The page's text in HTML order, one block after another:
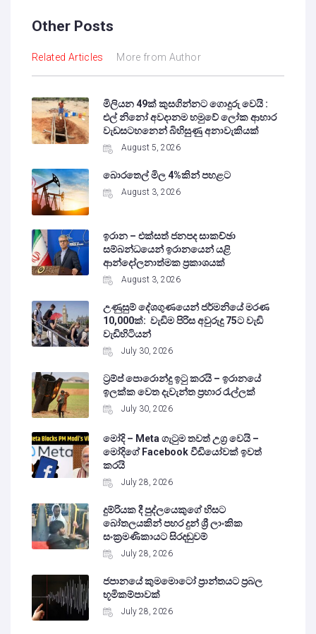
Other Posts
Related Articles More from Author
මිලියන 49ක් කුසගින්නට ගොදුරු වෙයි :
එල් නිනෝ අවදානම හමුවේ ලෝක ආහාර
වැඩසටහනෙන් බිහිසුණු අනාවැකියක්
August 5, 2026
බොරතෙල් මිල 4%කින් පහළට
August 3, 2026
ඉරාන – එක්සත් ජනපද සාකච්ඡා
සම්බන්ධයෙන් ඉරානයෙන් යළි
ආන්දෝලනාත්මක ප්‍රකාශයක්
August 3, 2026
උණුසුම් දේශගුණයෙන් ජර්මනියේ මරණ
10,000ක්: වැඩිම පිරිස අවුරුදු 75ට වැඩි
වැඩිහිටියන්
July 30, 2026
ට්‍රම්ප් පොරොන්දු ඉටු කරයි – ඉරානයේ
ඉලක්ක වෙත දැවැන්ත ප්‍රහාර රැල්ලක්
July 30, 2026
මෝදි – Meta ගැටුම තවත් උග්‍ර වෙයි –
මෝදිගේ Facebook වීඩියෝවක් ඉවත්
කරයි
July 28, 2026
දුම්රියක දී පුද්ලයෙකුගේ හිසට
බෝතලයකින් පහර දුන් ශ්‍රී ලාංකික
සංක්‍රමණිකායට සිරදඬුවම්
July 28, 2026
ජපානයේ කුමමොටෝ ප්‍රාන්තයට ප්‍රබල
භූමිකම්පාවක්
July 28, 2026